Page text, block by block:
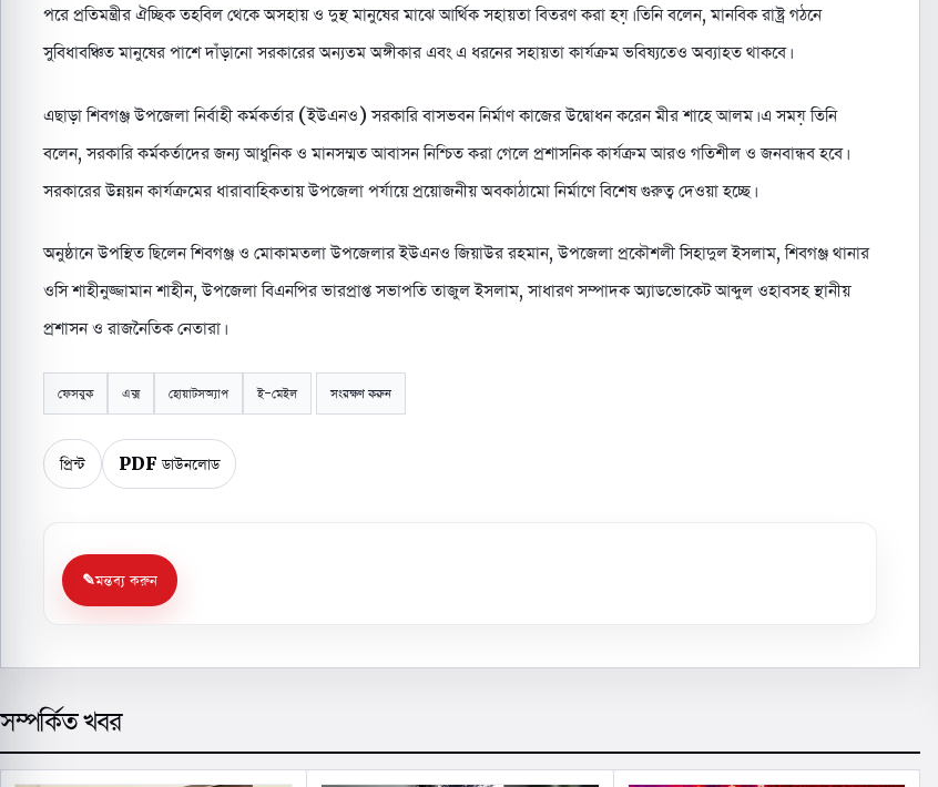
পরে প্রতিমন্ত্রীর ঐচ্ছিক তহবিল থেকে অসহায় ও দুস্থ মানুষের মাঝে আর্থিক সহায়তা বিতরণ করা হয়। তিনি বলেন, মানবিক রাষ্ট্র গঠনে
সুবিধাবঞ্চিত মানুষের পাশে দাঁড়ানো সরকারের অন্যতম অঙ্গীকার এবং এ ধরনের সহায়তা কার্যক্রম ভবিষ্যতেও অব্যাহত থাকবে।
এছাড়া শিবগঞ্জ উপজেলা নির্বাহী কর্মকর্তার (ইউএনও) সরকারি বাসভবন নির্মাণ কাজের উদ্বোধন করেন মীর শাহে আলম। এ সময় তিনি
বলেন, সরকারি কর্মকর্তাদের জন্য আধুনিক ও মানসম্মত আবাসন নিশ্চিত করা গেলে প্রশাসনিক কার্যক্রম আরও গতিশীল ও জনবান্ধব হবে।
সরকারের উন্নয়ন কার্যক্রমের ধারাবাহিকতায় উপজেলা পর্যায়ে প্রয়োজনীয় অবকাঠামো নির্মাণে বিশেষ গুরুত্ব দেওয়া হচ্ছে।
অনুষ্ঠানে উপস্থিত ছিলেন শিবগঞ্জ ও মোকামতলা উপজেলার ইউএনও জিয়াউর রহমান, উপজেলা প্রকৌশলী সিহাদুল ইসলাম, শিবগঞ্জ থানার
ওসি শাহীনুজ্জামান শাহীন, উপজেলা বিএনপির ভারপ্রাপ্ত সভাপতি তাজুল ইসলাম, সাধারণ সম্পাদক অ্যাডভোকেট আব্দুল ওহাবসহ স্থানীয়
প্রশাসন ও রাজনৈতিক নেতারা।
ফেসবুক এক্স হোয়াটসঅ্যাপ ই-মেইল সংরক্ষণ করুন
প্রিন্ট PDF ডাউনলোড
মন্তব্য করুন
সম্পর্কিত খবর